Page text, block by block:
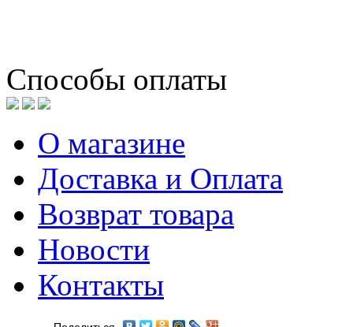
Способы оплаты
О магазине
Доставка и Оплата
Возврат товара
Новости
Контакты